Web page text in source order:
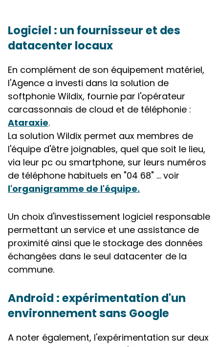
Logiciel : un fournisseur et des
datacenter locaux
En complément de son équipement matériel,
l'Agence a investi dans la solution de
softphonie Wildix, fournie par l'opérateur
carcassonnais de cloud et de téléphonie :
Ataraxie.
La solution Wildix permet aux membres de
l'équipe d'être joignables, quel que soit le lieu,
via leur pc ou smartphone, sur leurs numéros
de téléphone habituels en "04 68" ... voir
l'organigramme de l'équipe.
Un choix d'investissement logiciel responsable
permettant un service et une assistance de
proximité ainsi que le stockage des données
échangées dans le seul datacenter de la
commune.
Android : expérimentation d'un
environnement sans Google
A noter également, l'expérimentation sur deux